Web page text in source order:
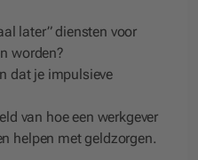
later” diensten voor
worden?
dat je impulsieve
van hoe een werkgever
helpen met geldzorgen.